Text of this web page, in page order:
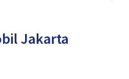
Jakarta